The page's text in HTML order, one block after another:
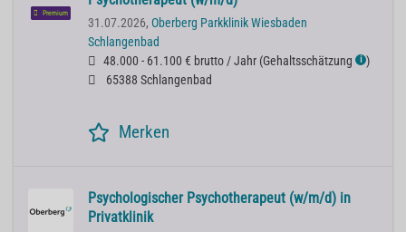
Premium
31.07.2026, Oberberg Parkklinik Wiesbaden
Schlangenbad
48.000 - 61.100 € brutto / Jahr (Gehaltsschätzung ℹ )
65388 Schlangenbad
Merken
Psychologischer Psychotherapeut (w/m/d) in
Privatklinik